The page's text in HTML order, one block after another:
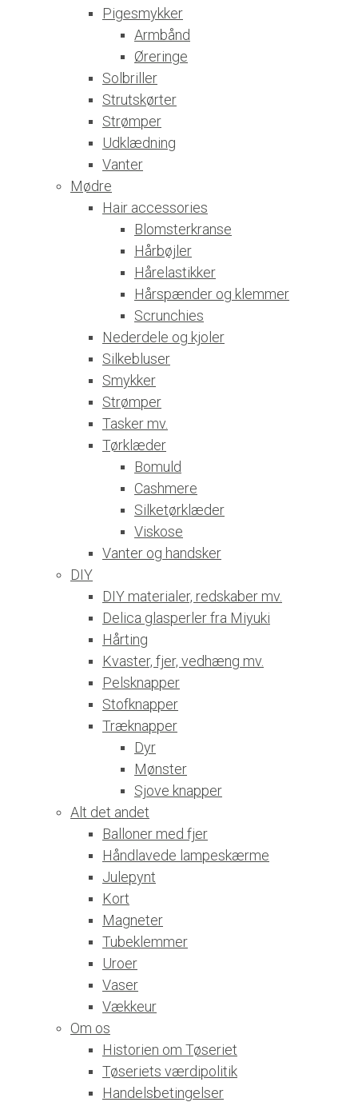
Pigesmykker
Armbånd
Øreringe
Solbriller
Strutskørter
Strømper
Udklædning
Vanter
Mødre
Hair accessories
Blomsterkranse
Hårbøjler
Hårelastikker
Hårspænder og klemmer
Scrunchies
Nederdele og kjoler
Silkebluser
Smykker
Strømper
Tasker mv.
Tørklæder
Bomuld
Cashmere
Silketørklæder
Viskose
Vanter og handsker
DIY
DIY materialer, redskaber mv.
Delica glasperler fra Miyuki
Hårting
Kvaster, fjer, vedhæng mv.
Pelsknapper
Stofknapper
Træknapper
Dyr
Mønster
Sjove knapper
Alt det andet
Balloner med fjer
Håndlavede lampeskærme
Julepynt
Kort
Magneter
Tubeklemmer
Uroer
Vaser
Vækkeur
Om os
Historien om Tøseriet
Tøseriets værdipolitik
Handelsbetingelser